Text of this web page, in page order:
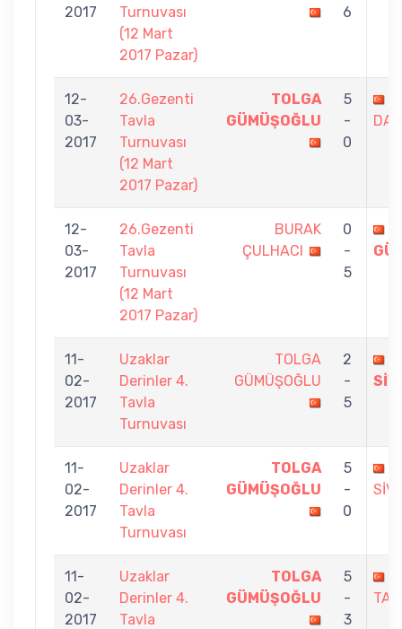
2017
Turnuvası
(12 Mart
2017 Pazar)
6
12-
03-
2017
26.Gezenti
Tavla
Turnuvası
(12 Mart
2017 Pazar)
TOLGA
GÜMÜŞOĞLU
5
-
0
12-
03-
2017
26.Gezenti
Tavla
Turnuvası
(12 Mart
2017 Pazar)
BURAK
ÇULHACI
0
-
5
11-
02-
2017
Uzaklar
Derinler 4.
Tavla
Turnuvası
TOLGA
GÜMÜŞOĞLU
2
-
5
11-
02-
2017
Uzaklar
Derinler 4.
Tavla
Turnuvası
TOLGA
GÜMÜŞOĞLU
5
-
0
11-
02-
2017
Uzaklar
Derinler 4.
Tavla
TOLGA
GÜMÜŞOĞLU
5
-
3